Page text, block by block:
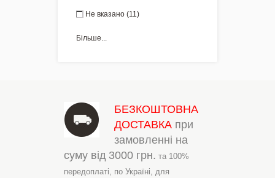
Не вказано (11)
Більше...
БЕЗКОШТОВНА
ДОСТАВКА при
замовленні на
суму від 3000 грн. та 100%
передоплаті, по Україні, для